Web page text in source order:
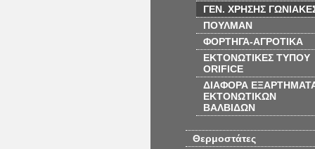
ΓΕΝ. ΧΡΗΣΗΣ
ΠΟΥΛΜΑΝ
ΦΟΡΤΗΓΑ-ΑΓΡΟΤΙΚΑ
ΕΚΤΟΝΩΤΙΚΕΣ ΤΥΠΟΥ
ORIFICE
ΔΙΑΦΟΡΑ
ΕΚΤΟΝΩΤΙΚΩΝ
ΒΑΛΒΙΔΩΝ
Θερμοστάτες